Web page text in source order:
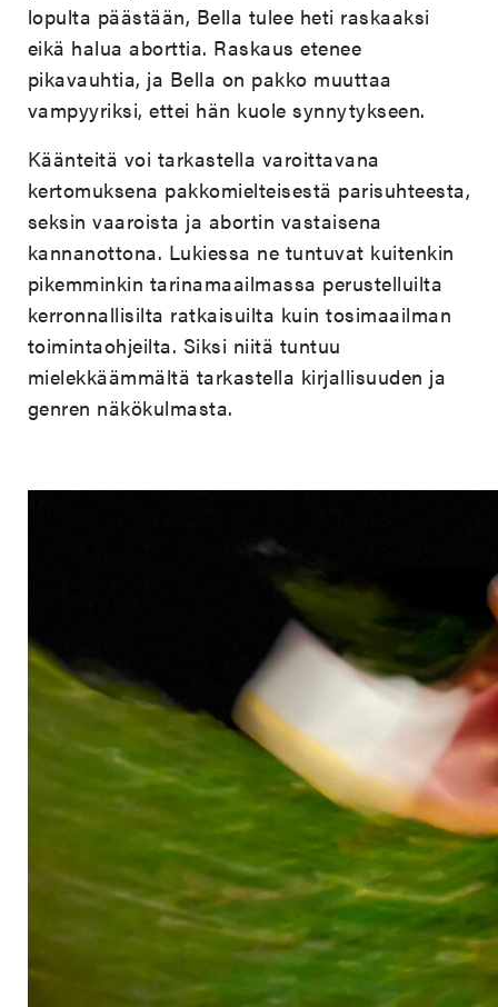
lopulta päästään, Bella tulee heti raskaaksi
eikä halua aborttia. Raskaus etenee
pikavauhtia, ja Bella on pakko muuttaa
vampyyriksi, ettei hän kuole synnytykseen.
Käänteitä voi tarkastella varoittavana
kertomuksena pakkomielteisestä parisuhteesta,
seksin vaaroista ja abortin vastaisena
kannanottona. Lukiessa ne tuntuvat kuitenkin
pikemminkin tarinamaailmassa perustelluilta
kerronnallisilta ratkaisuilta kuin tosimaailman
toimintaohjeilta. Siksi niitä tuntuu
mielekkäämmältä tarkastella kirjallisuuden ja
genren näkökulmasta.